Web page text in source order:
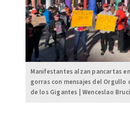
Manifestantes alzan pancartas
gorras con mensajes del Orgullo
de los Gigantes | Wenceslao